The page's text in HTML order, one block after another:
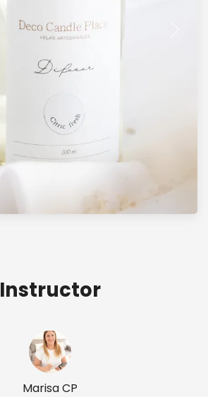
Instructor
Marisa CP